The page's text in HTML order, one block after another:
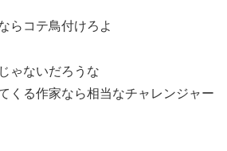
らコテ鳥付けろよ
ゃないだろうな
くる作家なら相当なチャレンジャー